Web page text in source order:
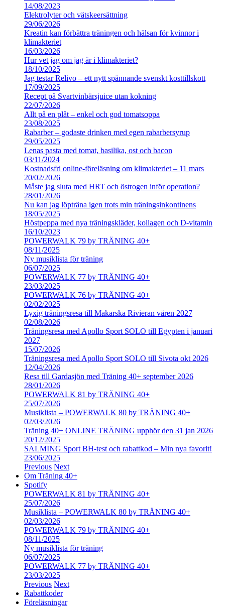
14/08/2023
Elektrolyter och vätskeersättning
29/06/2026
Kreatin kan förbättra träningen och hälsan för kvinnor i
klimakteriet
16/03/2026
Hur vet jag om jag är i klimakteriet?
18/10/2025
Jag testar Relivo – ett nytt spännande svenskt kosttillskott
17/09/2025
Recept på Svartvinbärsjuice utan kokning
22/07/2026
Allt på en plåt – enkel och god tomatsoppa
23/08/2025
Rabarber – godaste drinken med egen rabarbersyrup
29/05/2025
Lenas pasta med tomat, basilika, ost och bacon
03/11/2024
Kostnadsfri online-föreläsning om klimakteriet – 11 mars
20/02/2026
Måste jag sluta med HRT och östrogen inför operation?
28/01/2026
Nu kan jag löpträna igen trots min träningsinkontinens
18/05/2025
Höstpeppa med nya träningskläder, kollagen och D-vitamin
16/10/2023
POWERWALK 79 by TRÄNING 40+
08/11/2025
Ny musiklista för träning
06/07/2025
POWERWALK 77 by TRÄNING 40+
23/03/2025
POWERWALK 76 by TRÄNING 40+
02/02/2025
Lyxig träningsresa till Makarska Rivieran våren 2027
02/08/2026
Träningsresa med Apollo Sport SOLO till Egypten i januari
2027
15/07/2026
Träningsresa med Apollo Sport SOLO till Sivota okt 2026
12/04/2026
Resa till Gardasjön med Träning 40+ september 2026
28/01/2026
POWERWALK 81 by TRÄNING 40+
25/07/2026
Musiklista – POWERWALK 80 by TRÄNING 40+
02/03/2026
Träning 40+ ONLINE TRÄNING upphör den 31 jan 2026
20/12/2025
SALMING Sport BH-test och rabattkod – Min nya favorit!
23/06/2025
Previous Next
Om Träning 40+
Spotify
POWERWALK 81 by TRÄNING 40+
25/07/2026
Musiklista – POWERWALK 80 by TRÄNING 40+
02/03/2026
POWERWALK 79 by TRÄNING 40+
08/11/2025
Ny musiklista för träning
06/07/2025
POWERWALK 77 by TRÄNING 40+
23/03/2025
Previous Next
Rabattkoder
Föreläsningar